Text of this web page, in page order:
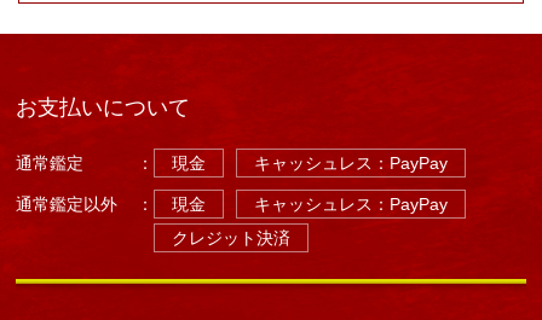
お支払いについて
通常鑑定 ： 現金 キャッシュレス：PayPay
通常鑑定以外 ： 現金
キャッシュレス：PayPay
クレジット決済